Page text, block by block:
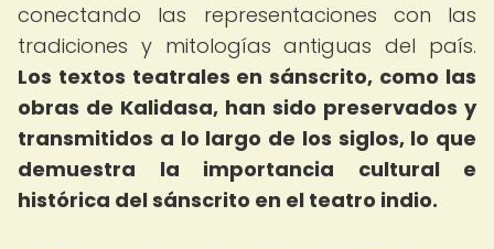
conectando las representaciones con las
tradiciones y mitologías antiguas del país.
Los textos teatrales en sánscrito, como las
obras de Kalidasa, han sido preservados y
transmitidos a lo largo de los siglos, lo que
demuestra la importancia cultural e
histórica del sánscrito en el teatro indio.